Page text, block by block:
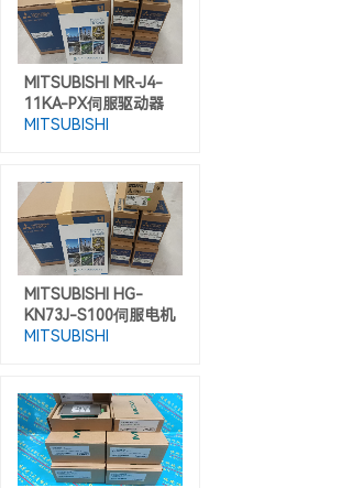
MITSUBISHI MR-J4-
11KA-PX伺服驱动器
MITSUBISHI
MITSUBISHI HG-
KN73J-S100伺服电机
MITSUBISHI